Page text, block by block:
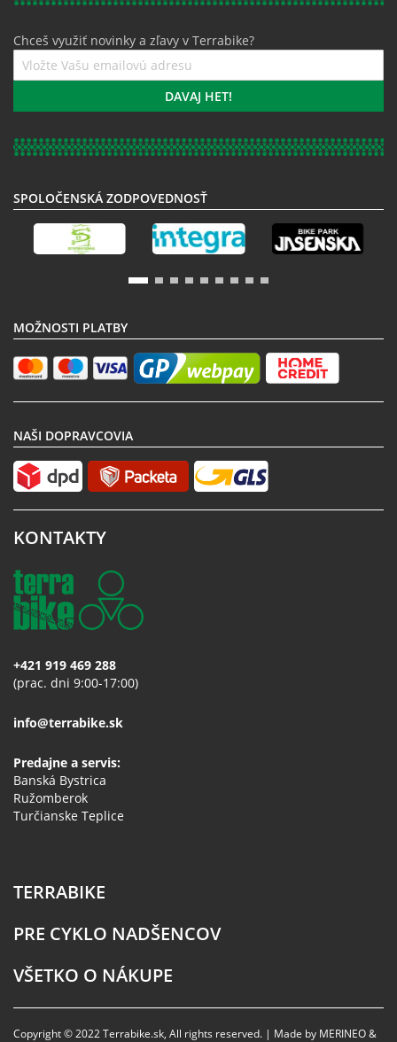
Chceš využiť novinky a zľavy v Terrabike?
Prihláste
sa
odberu
DAVAJ HET!
SPOLOČENSKÁ ZODPOVEDNOSŤ
MOŽNOSTI PLATBY
NAŠI DOPRAVCOVIA
KONTAKTY
+421 919 469 288
(prac. dni 9:00-17:00)
info@terrabike.sk
Predajne a servis:
Banská Bystrica
Ružomberok
Turčianske Teplice
TERRABIKE
PRE CYKLO NADŠENCOV
VŠETKO O NÁKUPE
Copyright © 2022 Terrabike.sk, All rights reserved. | Made by MERINEO &